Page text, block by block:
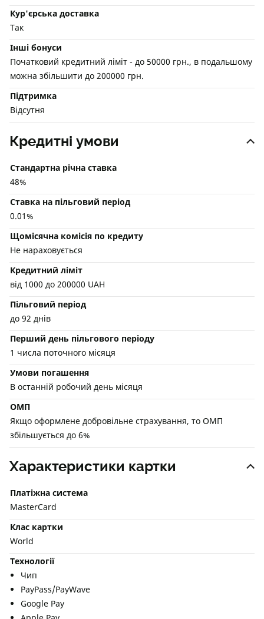
Кур'єрська доставка
Так
Інші бонуси
Початковий кредитний ліміт - до 50000 грн., в подальшому
можна збільшити до 200000 грн.
Підтримка
Відсутня
Кредитні умови
Стандартна річна ставка
48%
Ставка на пільговий період
0.01%
Щомісячна комісія по кредиту
Не нараховується
Кредитний ліміт
від 1000 до 200000 UAH
Пільговий період
до 92 днів
Перший день пільгового періоду
1 числа поточного місяця
Умови погашення
В останній робочий день місяця
ОМП
Якщо оформлене добровільне страхування, то ОМП
збільшується до 6%
Характеристики картки
Платіжна система
MasterCard
Клас картки
World
Технології
Чип
PayPass/PayWave
Google Pay